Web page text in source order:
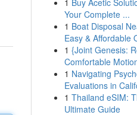
1 Buy Acetic
Your Complete ...
1 Boat Disposal
Easy & Affordable
1 {Joint Genesis:
Comfortable
1 Navigating
Evaluations in
1 Thailand eSIM:
Ultimate Guide